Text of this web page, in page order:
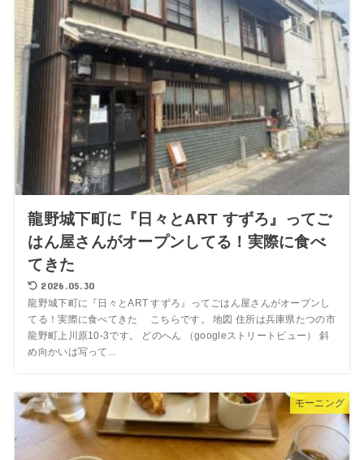
龍野城下町に『日々とART すずろ』ってご
はん屋さんがオープンしてる！実際に食べ
てきた
2026.05.30
龍野城下町に『日々とART すずろ』ってごはん屋さんがオープンし
てる！実際に食べてきた こちらです。 地図 住所は兵庫県たつの市
龍野町上川原10-3です。 どのへん （googleストリートビュー） 斜
め向かいは写って...
モーニング